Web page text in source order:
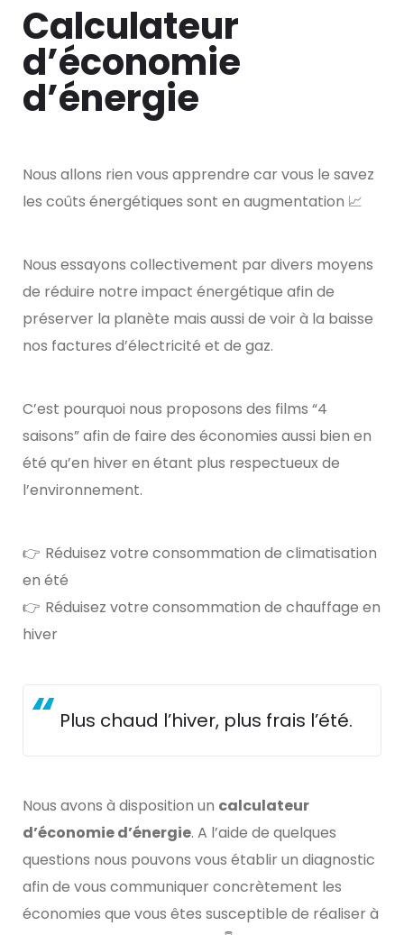
Calculateur
d’économie
d’énergie
Nous allons rien vous apprendre car vous le savez
les coûts énergétiques sont en augmentation 📈
Nous essayons collectivement par divers moyens
de réduire notre impact énergétique afin de
préserver la planète mais aussi de voir à la baisse
nos factures d’électricité et de gaz.
C’est pourquoi nous proposons des films “4
saisons” afin de faire des économies aussi bien en
été qu’en hiver en étant plus respectueux de
l’environnement.
👉 Réduisez votre consommation de climatisation
en été
👉 Réduisez votre consommation de chauffage en
hiver
Plus chaud l’hiver, plus frais l’été.
Nous avons à disposition un calculateur
d’économie d’énergie. A l’aide de quelques
questions nous pouvons vous établir un diagnostic
afin de vous communiquer concrètement les
économies que vous êtes susceptible de réaliser à